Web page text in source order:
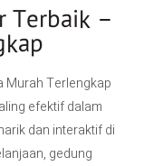
Terbaik –
Murah Terlengkap
efektif dalam
dan interaktif di
gedung